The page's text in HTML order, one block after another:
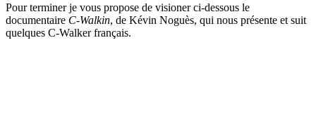
Pour terminer je vous propose de visioner ci-dessous le
documentaire C-Walkin, de Kévin Noguès, qui nous présente et suit
quelques C-Walker français.